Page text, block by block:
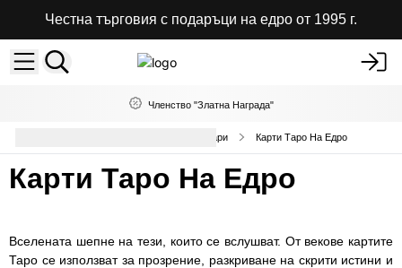
Честна търговия с подаръци на едро от 1995 г.
Членство "Златна Награда"
Таро , Оракулски карти и аксесоари Карти Таро На Едро
Карти Таро На Едро
Вселената шепне на тези, които се вслушват. От векове картите
Таро се използват за прозрение, разкриване на скрити истини и